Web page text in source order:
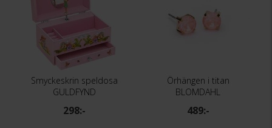
Smyckeskrin speldosa
GULDFYND
298:-
Örhängen i titan
BLOMDAHL
489:-